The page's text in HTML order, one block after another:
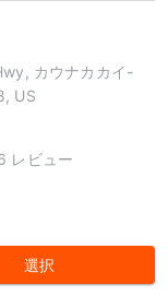
カウナカカイ-
US
レビュー
選択